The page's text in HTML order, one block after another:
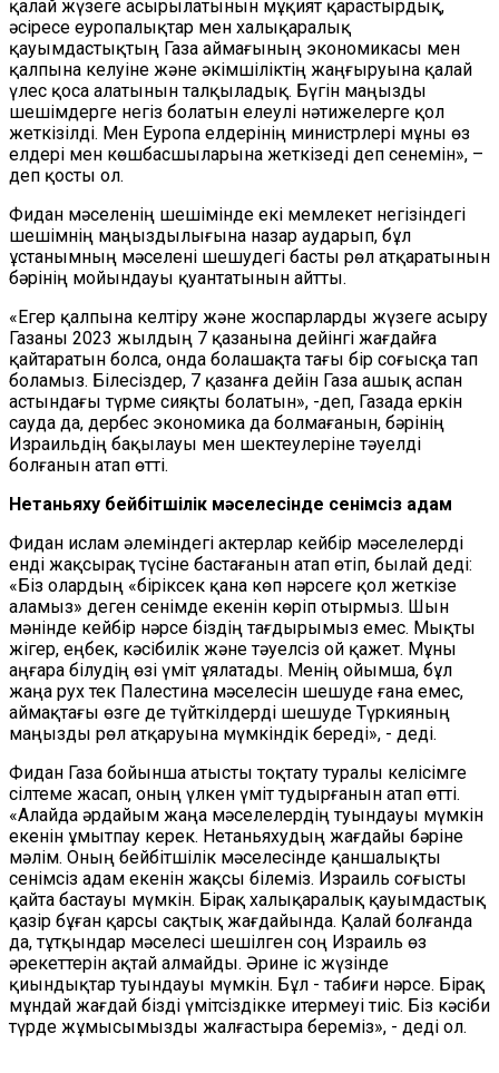
қалай жүзеге асырылатынын мұқият қарастырдық,
әсіресе еуропалықтар мен халықаралық
қауымдастықтың Газа аймағының экономикасы мен
қалпына келуіне және әкімшіліктің жаңғыруына қалай
үлес қоса алатынын талқыладық. Бүгін маңызды
шешімдерге негіз болатын елеулі нәтижелерге қол
жеткізілді. Мен Еуропа елдерінің министрлері мұны өз
елдері мен көшбасшыларына жеткізеді деп сенемін», –
деп қосты ол.
Фидан мәселенің шешімінде екі мемлекет негізіндегі
шешімнің маңыздылығына назар аударып, бұл
ұстанымның мәселені шешудегі басты рөл атқаратынын
бәрінің мойындауы қуантатынын айтты.
«Егер қалпына келтіру және жоспарларды жүзеге асыру
Газаны 2023 жылдың 7 қазанына дейінгі жағдайға
қайтаратын болса, онда болашақта тағы бір соғысқа тап
боламыз. Білесіздер, 7 қазанға дейін Газа ашық аспан
астындағы түрме сияқты болатын», -деп, Газада еркін
сауда да, дербес экономика да болмағанын, бәрінің
Израильдің бақылауы мен шектеулеріне тәуелді
болғанын атап өтті.
Нетаньяху бейбітшілік мәселесінде сенімсіз адам
Фидан ислам әлеміндегі актерлар кейбір мәселелерді
енді жақсырақ түсіне бастағанын атап өтіп, былай деді:
«Біз олардың «біріксек қана көп нәрсеге қол жеткізе
аламыз» деген сенімде екенін көріп отырмыз. Шын
мәнінде кейбір нәрсе біздің тағдырымыз емес. Мықты
жігер, еңбек, кәсібилік және тәуелсіз ой қажет. Мұны
аңғара білудің өзі үміт ұялатады. Менің ойымша, бұл
жаңа рух тек Палестина мәселесін шешуде ғана емес,
аймақтағы өзге де түйткілдерді шешуде Түркияның
маңызды рөл атқаруына мүмкіндік береді», - деді.
Фидан Газа бойынша атысты тоқтату туралы келісімге
сілтеме жасап, оның үлкен үміт тудырғанын атап өтті.
«Алайда әрдайым жаңа мәселелердің туындауы мүмкін
екенін ұмытпау керек. Нетаньяхудың жағдайы бәріне
мәлім. Оның бейбітшілік мәселесінде қаншалықты
сенімсіз адам екенін жақсы білеміз. Израиль соғысты
қайта бастауы мүмкін. Бірақ халықаралық қауымдастық
қазір бұған қарсы сақтық жағдайында. Қалай болғанда
да, тұтқындар мәселесі шешілген соң Израиль өз
әрекеттерін ақтай алмайды. Әрине іс жүзінде
қиындықтар туындауы мүмкін. Бұл - табиғи нәрсе. Бірақ
мұндай жағдай бізді үмітсіздікке итермеуі тиіс. Біз кәсіби
түрде жұмысымызды жалғастыра береміз», - деді ол.